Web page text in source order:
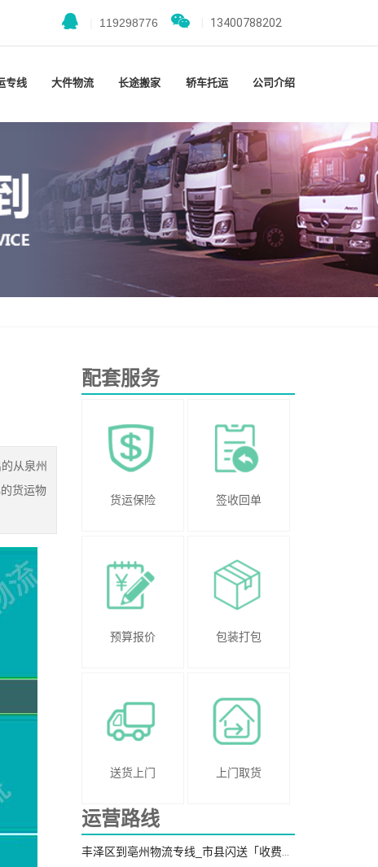
119298776 13400788202
专线 大件物流 长途搬家 轿车托运 公司介绍
从泉州
货运物
配套服务
货运保险 签收回单
预算报价 包装打包
送货上门 上门取货
运营路线
丰泽区到亳州物流专线_市县闪送「收费标准」